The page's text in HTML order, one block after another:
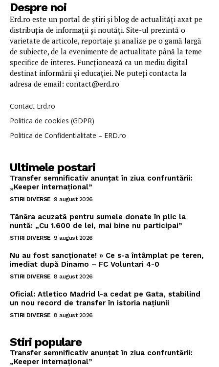
Despre noi
Erd.ro este un portal de știri și blog de actualități axat pe
distribuția de informații și noutăți. Site-ul prezintă o
varietate de articole, reportaje și analize pe o gamă largă
de subiecte, de la evenimente de actualitate până la teme
specifice de interes. Funcționează ca un mediu digital
destinat informării și educației. Ne puteți contacta la
adresa de email: contact@erd.ro
Contact Erd.ro
Politica de cookies (GDPR)
Politica de Confidentialitate – ERD.ro
Ultimele postari
Transfer semnificativ anunțat în ziua confruntării:
„Keeper internațional”
STIRI DIVERSE 9 august 2026
Tânăra acuzată pentru sumele donate în plic la
nuntă: „Cu 1.600 de lei, mai bine nu participai”
STIRI DIVERSE 9 august 2026
Nu au fost sancționate! » Ce s-a întâmplat pe teren,
imediat după Dinamo – FC Voluntari 4-0
STIRI DIVERSE 8 august 2026
Oficial: Atletico Madrid l-a cedat pe Gata, stabilind
un nou record de transfer în istoria națiunii
STIRI DIVERSE 8 august 2026
Stiri populare
Transfer semnificativ anunțat în ziua confruntării:
„Keeper internațional”